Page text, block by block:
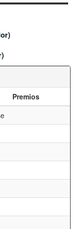
Premios